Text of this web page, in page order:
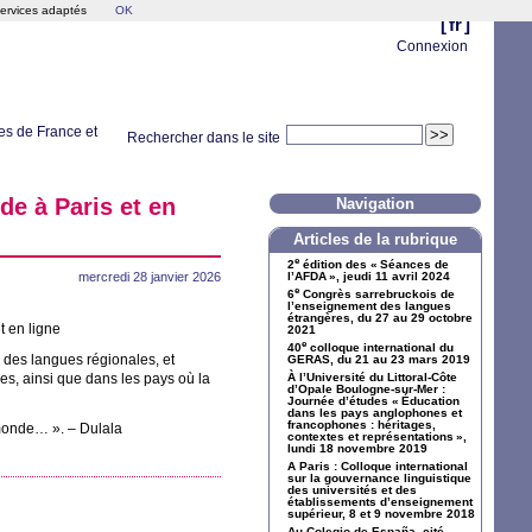
[ fr ]
Connexion
Rechercher dans le site
de France et
à Paris et en
mercredi 28 janvier 2026
en ligne
des langues régionales, et
ainsi que dans les pays où la
». – Dulala
Navigation
Articles de la rubrique
2eédition des « Séances de
l’AFDA», jeudi 11 avril 2024
6eCongrès sarrebruckois de
l’enseignement des langues
étrangères, du 27 au 29 octobre
2021
40ecolloque international du
GERAS , du 21 au 23 mars 2019
À l’Université du Littoral-Côte
d’Opale Boulogne-sur-Mer :
Journée d’études « Éducation
dans les pays anglophones et
francophones : héritages,
contextes et représentations »,
lundi 18 novembre 2019
A Paris : Colloque international
sur la gouvernance linguistique
des universités et des
établissements d’enseignement
supérieur, 8 et 9 novembre 2018
adaptés OK